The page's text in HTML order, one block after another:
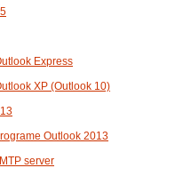
Express
XP (Outlook 10)
Outlook 2013
server